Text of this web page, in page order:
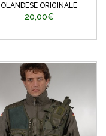
OLANDESE ORIGINALE
20,00€